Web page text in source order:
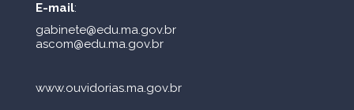
E-mail:
gabinete@edu.ma.gov.br
ascom@edu.ma.gov.br
www.ouvidorias.ma.gov.br